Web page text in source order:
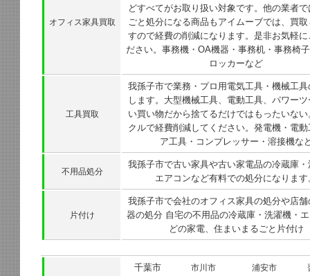
オフィス家具買取
どすべてがお取り扱い対象です。他の業者
ごと処分になる商品もアイムーブでは、買
すので経費の削減になります。是非お気軽
ださい。事務機・OA機器・事務机・事務椅
ロッカーなど
工具買取
我孫子市で業務・プロ用電気工具・機械工
します。大型機械工具、電動工具、パワー
い買い物だから捨てるだけではもったいな
クルで経費削減してください。発電機・電
ア工具・コンプレッサー・溶接機な
不用品処分
我孫子市で古い家具や古い家電品の冷蔵庫
エアコンなど有料での処分になります
片付け
我孫子市で会社のオフィス家具の処分や店
器の処分 自宅の不用品の冷蔵庫・洗濯機・
どの家電、住まいまるごと片付け
千葉市 市川市 浦安市